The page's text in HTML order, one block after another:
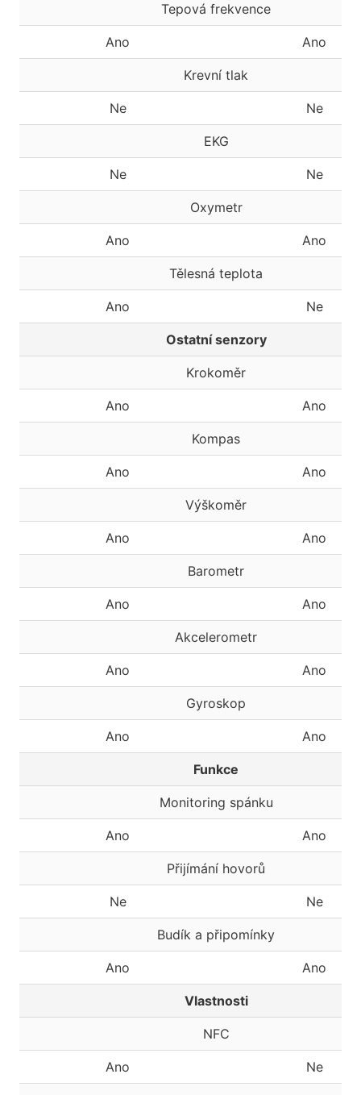
Tepová frekvence
Ano Ano
Krevní tlak
Ne Ne
EKG
Ne Ne
Oxymetr
Ano Ano
Tělesná teplota
Ano Ne
Ostatní senzory
Krokoměr
Ano Ano
Kompas
Ano Ano
Výškoměr
Ano Ano
Barometr
Ano Ano
Akcelerometr
Ano Ano
Gyroskop
Ano Ano
Funkce
Monitoring spánku
Ano Ano
Přijímání hovorů
Ne Ne
Budík a připomínky
Ano Ano
Vlastnosti
NFC
Ano Ne